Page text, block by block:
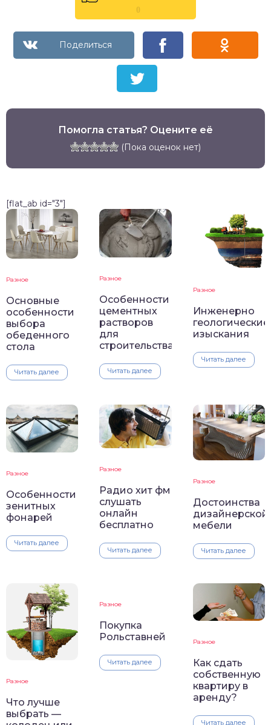
0
Помогла статья? Оцените её
(Пока оценок нет)
[flat_ab id="3"]
Разное
Основные
особенности
выбора
обеденного
стола
Читать далее
Разное
Особенности
цементных
растворов
для
строительства
Читать далее
Разное
Инженерно
геологические
изыскания
Читать далее
Разное
Особенности
зенитных
фонарей
Читать далее
Разное
Радио хит фм
слушать
онлайн
бесплатно
Читать далее
Разное
Достоинства
дизайнерской
мебели
Читать далее
Разное
Что лучше
выбрать —
Разное
Покупка
Рольставней
Читать далее
Разное
Как сдать
собственную
квартиру в
аренду?
Читать далее